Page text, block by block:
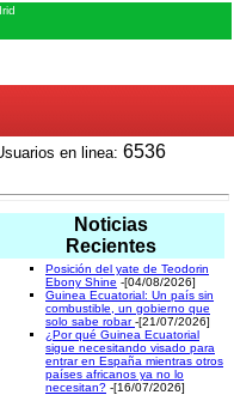
en linea: 6536
Noticias
Recientes
Posición del yate de Teodorin
Ebony Shine -[04/08/2026]
Guinea Ecuatorial: Un país sin
combustible, un gobierno que
solo sabe robar-[21/07/2026]
¿Por qué Guinea Ecuatorial
sigue necesitando visado para
entrar en España mientras otros
países africanos ya no lo
necesitan? -[16/07/2026]